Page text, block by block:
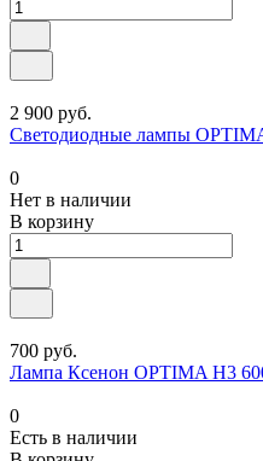
2 900 руб.
Светодиодные лампы
0
Нет в наличии
В корзину
700 руб.
Лампа Ксенон OPTIMA H3
0
Есть в наличии